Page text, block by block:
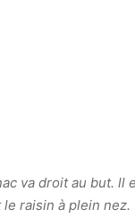
va droit au but.
raisin à plein nez.